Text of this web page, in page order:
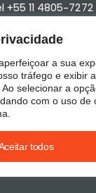
+55 11 4805-7272
Barão de Teffé .
a sua
tráfego e exibir
selecionar a
com o uso de
todos